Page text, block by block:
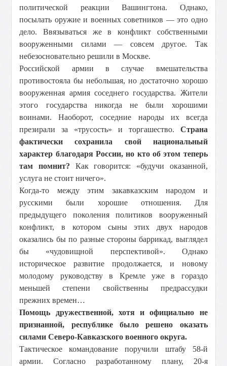
политической реакции Вашингтона. Однако,
посылать оружие и военных советников — это одно
дело. Ввязываться же в конфликт собственными
вооруженными силами — совсем другое. Так
небезосновательно решили в Москве.
Российской армии в случае вмешательства
противостояла бы небольшая, но достаточно хорошо
вооруженная армия соседнего государства. Жители
этого государства никогда не были хорошими
воинами. Наоборот, соседние народы их всегда
презирали за «трусость» и торгашество. Страна
фактически сохранила свой национальный
характер благодаря России, но кто об этом теперь
там помнит? Как говорится: «будучи оказанной,
услуга не стоит ничего».
Когда-то между этим закавказским народом и
русскими были хорошие отношения. Для
предыдущего поколения политиков вооруженный
конфликт, в котором сыны этих двух народов
оказались бы по разные стороны баррикад, выглядел
бы «чудовищной перспективой». Однако
историческое развитие продолжается, и новому
молодому руководству в Кремле уже в гораздо
меньшей степени свойственны предрассудки
прежних времен…
Помощь дружественной, хотя и официально не
признанной, республике было решено оказать
силами Северо-Кавказского военного округа.
Тактическое командование поручили штабу 58-й
армии. Согласно разработанному плану, 20-я